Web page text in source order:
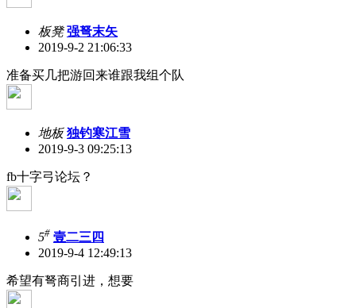
板凳 强弩末矢
2019-9-2 21:06:33
准备买几把游回来谁跟我组个队
地板 独钓寒江雪
2019-9-3 09:25:13
fb十字弓论坛？
5# 壹二三四
2019-9-4 12:49:13
希望有弩商引进，想要